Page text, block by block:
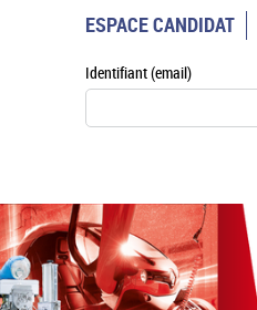
ESPACE CANDIDAT
Identifiant (email)